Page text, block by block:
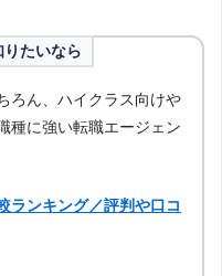
たいなら
ろん、ハイクラス向けや
種に強い転職エージェン
ランキング／評判や口コ